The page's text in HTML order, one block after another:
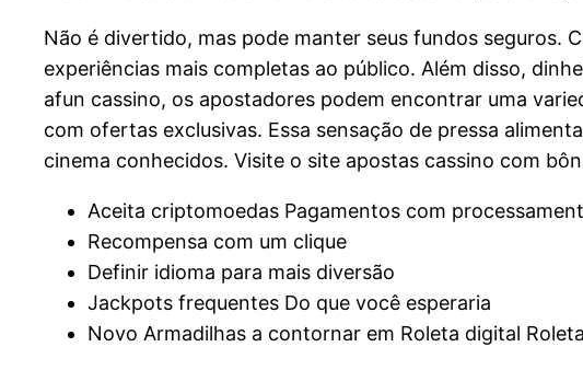
Não é divertido, mas pode manter seus fundos seguros.
experiências mais completas ao público. Além disso,
afun cassino, os apostadores podem encontrar uma
com ofertas exclusivas. Essa sensação de pressa
cinema conhecidos. Visite o site apostas cassino com
Aceita criptomoedas Pagamentos com
Recompensa com um clique
Definir idioma para mais diversão
Jackpots frequentes Do que você esperaria
Novo Armadilhas a contornar em Roleta digital Roleta